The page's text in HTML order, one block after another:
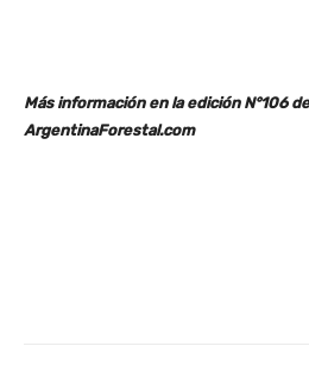
Más información en la edición N°106
ArgentinaForestal.com